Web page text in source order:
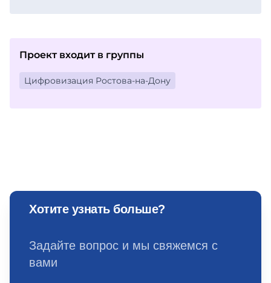
Проект входит в группы
Цифровизация Ростова-на-Дону
Хотите узнать больше?
Задайте вопрос и мы свяжемся с
вами